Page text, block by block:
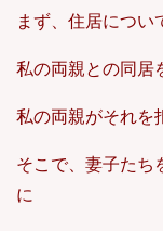
まず、住居につい
私の両親との同居
私の両親がそれを
そこで、妻子たち
に